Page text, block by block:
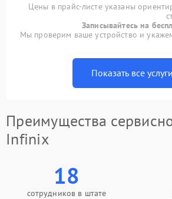
Цены в прайс-листе указаны
Записывайтесь на
Мы проверим ваше устройство и
Показать все услуги
Преимущества
Infinix
18
сотрудников в штате